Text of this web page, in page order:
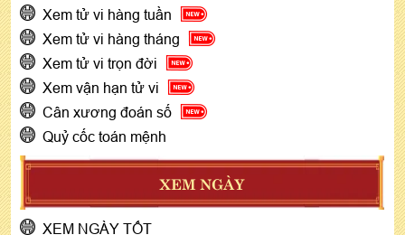
Xem tử vi hàng tuần
Xem tử vi hàng tháng
Xem tử vi trọn đời
Xem vận hạn tử vi
Cân xương đoán số
Quỷ cốc toán mệnh
XEM NGÀY
XEM NGÀY TỐT